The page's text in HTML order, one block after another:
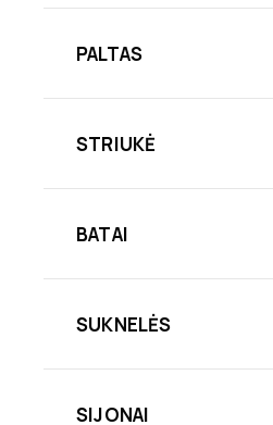
PALTAS
STRIUKĖ
BATAI
SUKNELĖS
SIJONAI